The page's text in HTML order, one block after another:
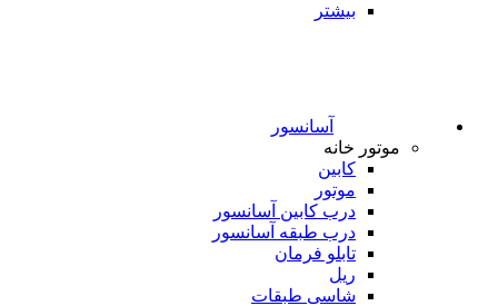
بیشتر
آسانسور
موتور خانه
کابین
موتور
درب کابین آسانسور
درب طبقه آسانسور
تابلو فرمان
ریل
شاسی طبقات